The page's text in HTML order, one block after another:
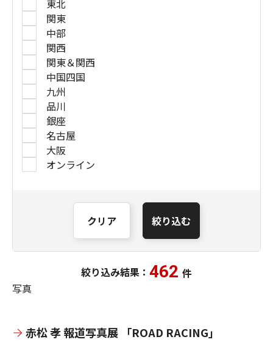
東北
関東
中部
関西
関東＆関西
中国四国
九州
品川
銀座
名古屋
大阪
オンライン
クリア 絞り込む
絞り込み結果： 462 件
写真
赤松 孝 報道写真展 「ROAD RACING」